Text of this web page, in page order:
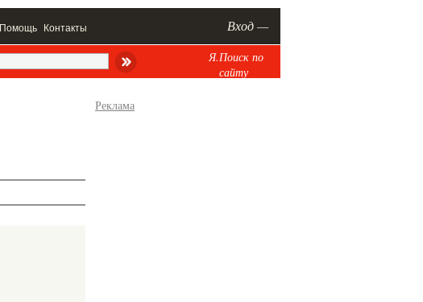
Помощь Контакты Вход —
Я.Поиск по
сайту
Реклама